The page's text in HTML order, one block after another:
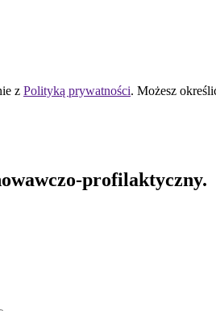
z Polityką prywatności. Możesz
profilaktyczny.